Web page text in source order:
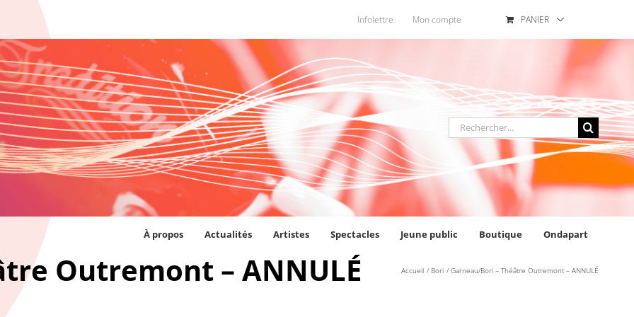
Infolettre Mon compte PANIER
Rechercher
:
À propos Actualités Artistes Spectacles Jeune public Boutique Ondapart
Outremont – ANNULÉ Accueil Bori Garneau/Bori – Théâtre Outremont – ANNULÉ